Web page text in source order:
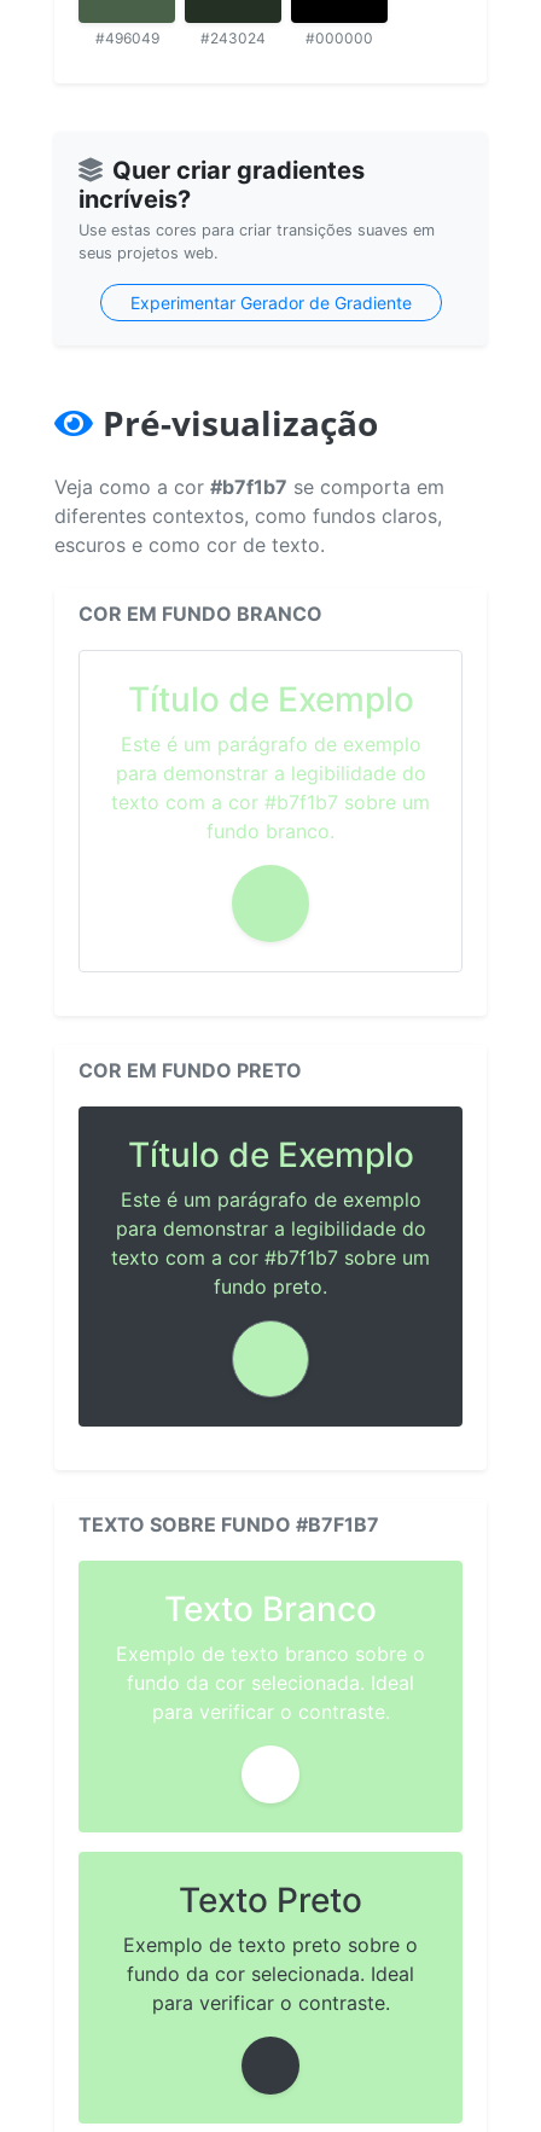
#496049 #243024 #000000
Quer criar gradientes
incríveis?
Use estas cores para criar transições suaves em
seus projetos web.
Experimentar Gerador de Gradiente
Pré-visualização
Veja como a cor #b7f1b7 se comporta em
diferentes contextos, como fundos claros,
escuros e como cor de texto.
COR EM FUNDO BRANCO
Título de Exemplo
Este é um parágrafo de exemplo
para demonstrar a legibilidade do
texto com a cor #b7f1b7 sobre um
fundo branco.
COR EM FUNDO PRETO
Título de Exemplo
Este é um parágrafo de exemplo
para demonstrar a legibilidade do
texto com a cor #b7f1b7 sobre um
fundo preto.
TEXTO SOBRE FUNDO #B7F1B7
Texto Branco
Exemplo de texto branco sobre o
fundo da cor selecionada. Ideal
para verificar o contraste.
Texto Preto
Exemplo de texto preto sobre o
fundo da cor selecionada. Ideal
para verificar o contraste.